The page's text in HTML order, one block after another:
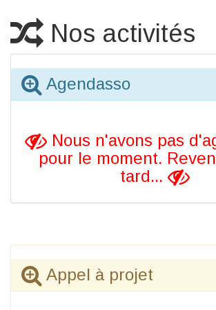
Nos activités
Agendasso
Nous n'avons pas
pour le moment.
tard...
Appel à projet